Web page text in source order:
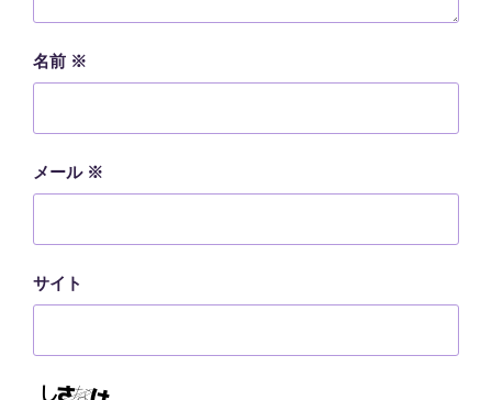
名前 ※
メール ※
サイト